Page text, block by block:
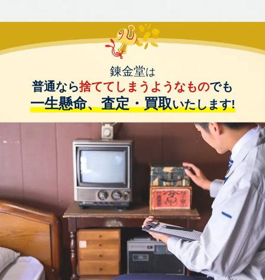
錬金堂は
普通なら捨ててしまうようなものでも
一生懸命、査定・買取いたします!